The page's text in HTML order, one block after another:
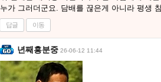
누가 그러더군요. 담배를 끊은게 아니라 평생
답글 이동
년째흥분중 26-06-12 11:44